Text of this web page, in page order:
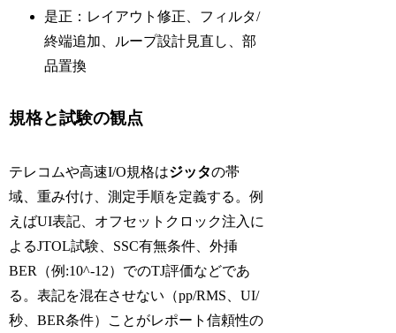
是正：レイアウト修正、フィルタ/
終端追加、ループ設計見直し、部
品置換
規格と試験の観点
テレコムや高速I/O規格はジッタの帯
域、重み付け、測定手順を定義する。例
えばUI表記、オフセットクロック注入に
よるJTOL試験、SSC有無条件、外挿
BER（例:10^-12）でのTJ評価などであ
る。表記を混在させない（pp/RMS、UI/
秒、BER条件）ことがレポート信頼性の